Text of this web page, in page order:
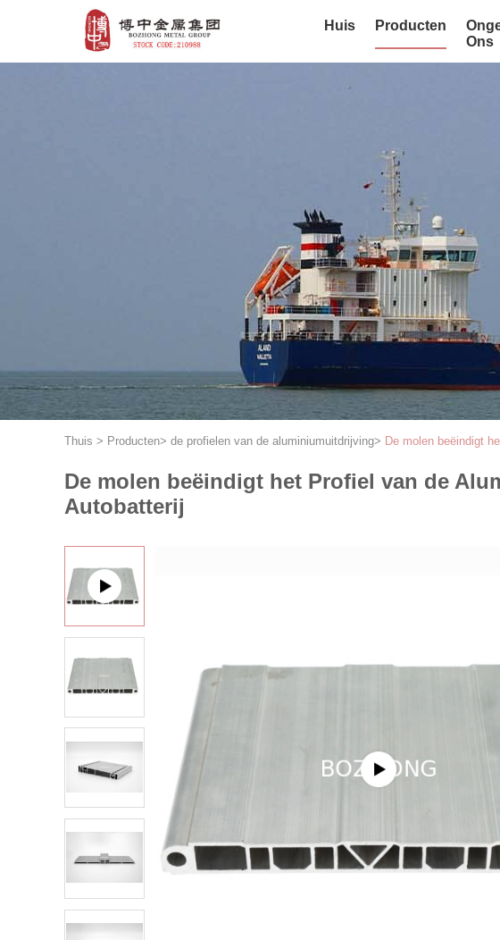
Huis Producten
Ons
Thuis > Producten> de profielen van de aluminiumuitdrijving> De molen beëindigt
De molen beëindigt het Profiel van de
Autobatterij